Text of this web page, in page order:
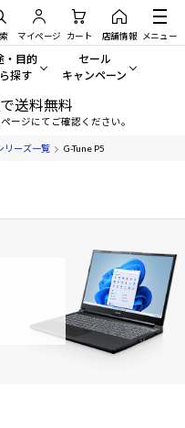
マイページ カート 店舗情報 メニュー
る
・目的
探す
向けパソコン
ミングPC・ゲーム向けパソコン
ペック/パーツ別
セール
キャンペーン
セール・キャンペー
期間限定セール
おすすめ目玉パソコン
今イチオシのパソコンをピ
Windows 11|Copilot+ PC
送料無料
ージにてご確認ください。
リーズ一覧 G-Tune P5